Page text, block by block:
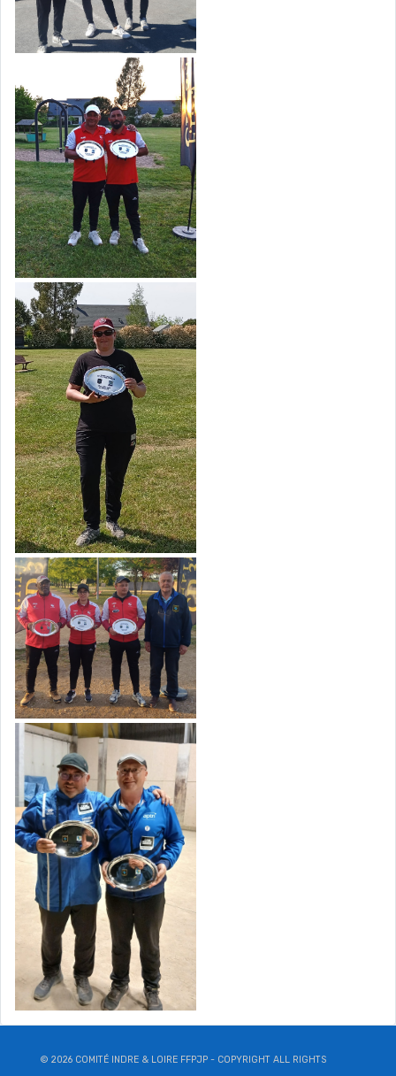
© 2026 COMITÉ INDRE & LOIRE FFPJP - COPYRIGHT ALL RIGHTS